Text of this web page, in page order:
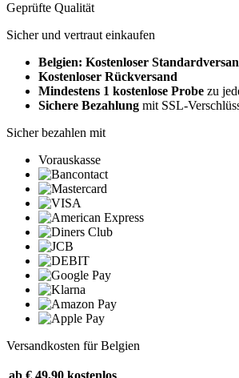
Geprüfte Qualität
Sicher und vertraut einkaufen
Belgien: Kostenloser
Kostenloser Rückversand
Mindestens 1 kostenlose Probe zu
Sichere Bezahlung mit SSL-
Sicher bezahlen mit
Vorauskasse
Versandkosten für Belgien